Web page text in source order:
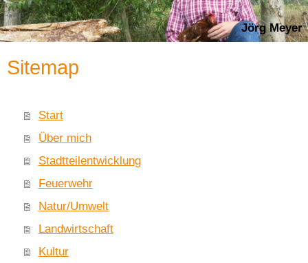
Jörg Meyer
Sitemap
Start
Über mich
Stadtteilentwicklung
Feuerwehr
Natur/Umwelt
Landwirtschaft
Kultur